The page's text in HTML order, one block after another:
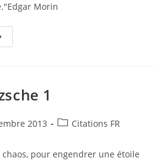
Morin
1
2013
PostCitations FR
pour engendrer une étoile